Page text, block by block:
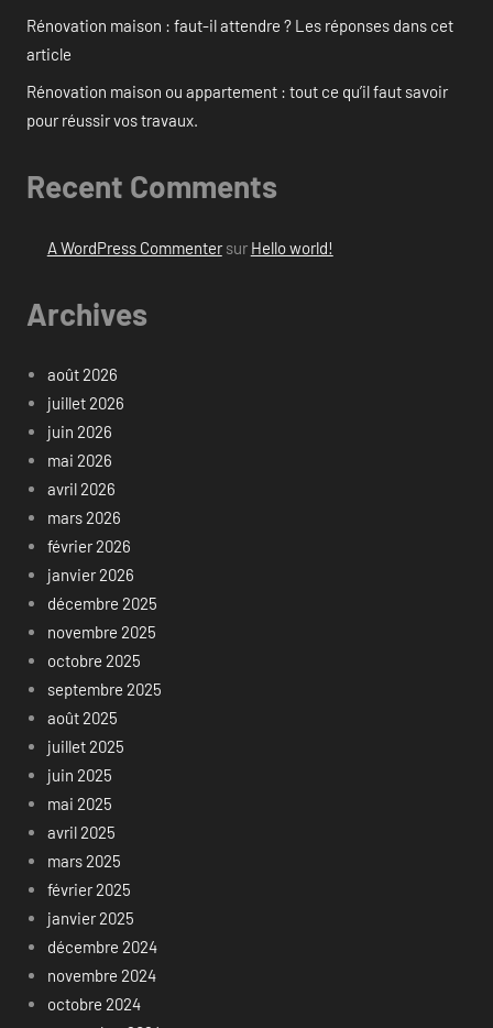
Rénovation maison : faut-il attendre ? Les réponses dans cet
article
Rénovation maison ou appartement : tout ce qu’il faut savoir
pour réussir vos travaux.
Recent Comments
A WordPress Commentersur Hello world!
Archives
août 2026
juillet 2026
juin 2026
mai 2026
avril 2026
mars 2026
février 2026
janvier 2026
décembre 2025
novembre 2025
octobre 2025
septembre 2025
août 2025
juillet 2025
juin 2025
mai 2025
avril 2025
mars 2025
février 2025
janvier 2025
décembre 2024
novembre 2024
octobre 2024